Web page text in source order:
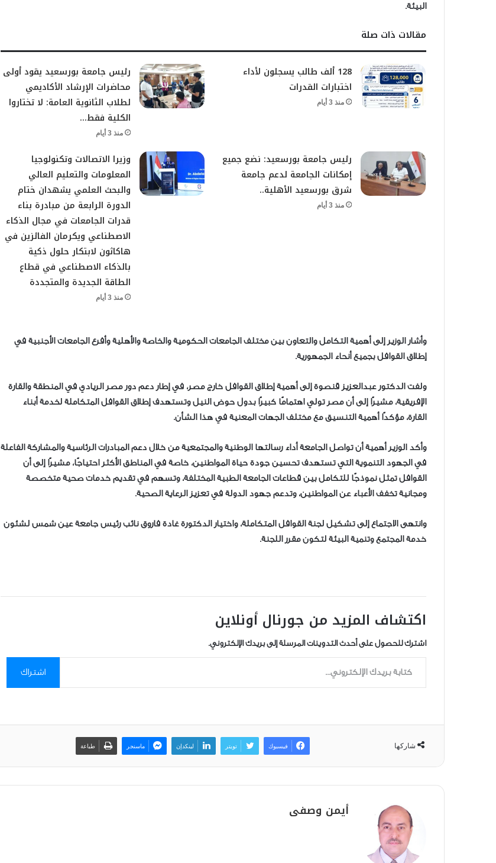
البيئة.
مقالات ذات صلة
128 ألف طالب يسجلون لأداء
اختبارات القدرات
منذ 3 أيام
رئيس جامعة بورسعيد يقود أولى
محاضرات الإرشاد الأكاديمي
لطلاب الثانوية العامة: لا تختاروا
الكلية فقط…
منذ 3 أيام
رئيس جامعة بورسعيد: نضع جميع
إمكانات الجامعة لدعم جامعة
شرق بورسعيد الأهلية..
منذ 3 أيام
وزيرا الاتصالات وتكنولوجيا
المعلومات والتعليم العالي
والبحث العلمي يشهدان ختام
الدورة الرابعة من مبادرة بناء
قدرات الجامعات في مجال الذكاء
الاصطناعي ويكرمان الفائزين في
هاكاثون لابتكار حلول ذكية
بالذكاء الاصطناعي في قطاع
الطاقة الجديدة والمتجددة
منذ 3 أيام
وأشار الوزير إلى أهمية التكامل والتعاون بين مختلف الجامعات الحكومية والخاصة والأهلية وأفرع الجامعات الأجنبية في
إطلاق القوافل بجميع أنحاء الجمهورية.
ولفت الدكتور عبدالعزيز قنصوة إلى أهمية إطلاق القوافل خارج مصر، في إطار دعم دور مصر الريادي في المنطقة والقارة
الإفريقية، مشيرًا إلى أن مصر تولي اهتمامًا كبيرًا بدول حوض النيل وتستهدف إطلاق القوافل المتكاملة لخدمة أبناء
القارة، مؤكدًا أهمية التنسيق مع مختلف الجهات المعنية في هذا الشأن.
وأكد الوزير أهمية أن تواصل الجامعة أداء رسالتها الوطنية والمجتمعية من خلال دعم المبادرات الرئاسية والمشاركة الفاعلة
في الجهود التنموية التي تستهدف تحسين جودة حياة المواطنين، خاصة في المناطق الأكثر احتياجًا، مشيرًا إلى أن
القوافل تمثل نموذجًا للتكامل بين قطاعات الجامعة الطبية المختلفة، وتسهم في تقديم خدمات صحية متخصصة
ومجانية تخفف الأعباء عن المواطنين، وتدعم جهود الدولة في تعزيز الرعاية الصحية.
وانتهى الاجتماع إلى تشكيل لجنة القوافل المتكاملة، واختيار الدكتورة غادة فاروق نائب رئيس جامعة عين شمس لشئون
خدمة المجتمع وتنمية البيئة لتكون مقرر اللجنة.
اكتشاف المزيد من جورنال أونلاين
اشترك للحصول على أحدث التدوينات المرسلة إلى بريدك الإلكتروني.
كتابة بريدك الإلكتروني...
اشتراك
شاركها فيسبوك تويتر لينكدإن ماسنجر طباعة
أيمن وصفى